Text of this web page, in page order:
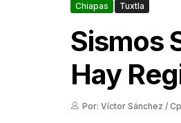
Chiapas Tuxtla
Sismos
Hay
Por: Víctor Sánchez / Cp